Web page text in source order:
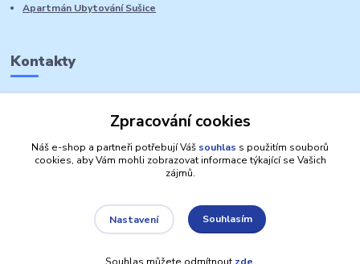
Apartmán Ubytování Sušice
Kontakty
Zpracování cookies
Náš e-shop a partneři potřebují Váš souhlas s použitím souborů
cookies, aby Vám mohli zobrazovat informace týkající se Vašich
zájmů.
Nastavení Souhlasím
Souhlas můžete odmítnout zde